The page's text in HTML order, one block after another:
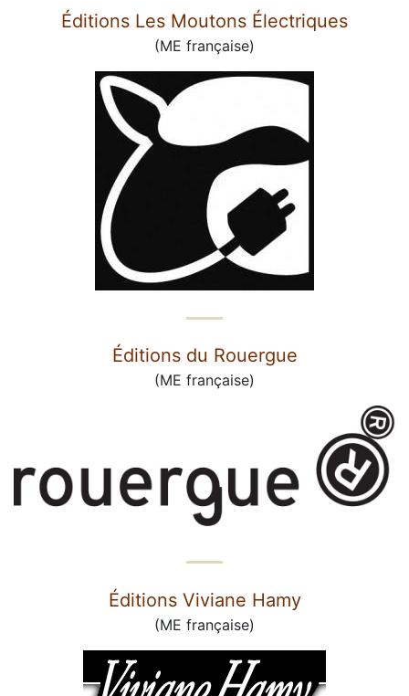
Éditions Les Moutons Électriques
(ME française)
Éditions du Rouergue
(ME française)
Éditions Viviane Hamy
(ME française)